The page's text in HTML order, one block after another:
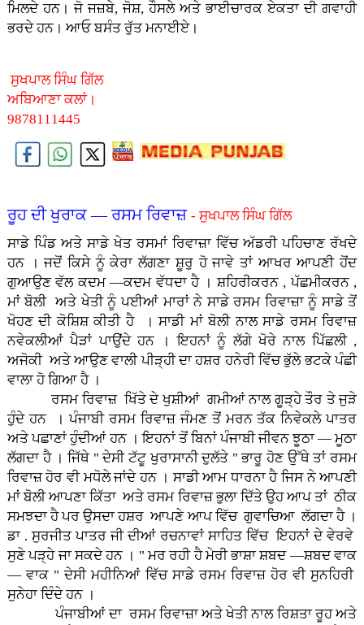
ਮਿਲਦੇ ਹਨ। ਜੋ ਜਜ਼ਬੇ, ਜੋਸ਼, ਹੌਸਲੇ ਅਤੇ ਭਾਈਚਾਰਕ ਏਕਤਾ ਦੀ ਗਵਾਹੀ
ਭਰਦੇ ਹਨ। ਆਓ ਬਸੰਤ ਰੁੱਤ ਮਨਾਈਏ।
ਸੁਖਪਾਲ ਸਿੰਘ ਗਿੱਲ
ਅਬਿਆਣਾ ਕਲਾਂ।
9878111445
ਰੂਹ ਦੀ ਖੁਰਾਕ — ਰਸਮ ਰਿਵਾਜ਼ - ਸੁਖਪਾਲ ਸਿੰਘ ਗਿੱਲ
ਸਾਡੇ ਪਿੰਡ ਅਤੇ ਸਾਡੇ ਖੇਤ ਰਸਮਾਂ ਰਿਵਾਜ਼ਾ ਵਿੱਚ ਅੱਡਰੀ ਪਹਿਚਾਣ ਰੱਖਦੇ
ਹਨ । ਜਦੋਂ ਕਿਸੇ ਨੂੰ ਕੇਰਾ ਲੱਗਣਾ ਸ਼ੂਰੁ ਹੋ ਜਾਵੇ ਤਾਂ ਆਖਰ ਆਪਣੀ ਹੋਂਦ
ਗੁਆਉਣ ਵੱਲ ਕਦਮ —ਕਦਮ ਵੱਧਦਾ ਹੈ । ਸ਼ਹਿਰੀਕਰਨ , ਪੱਛਮੀਕਰਨ ,
ਮਾਂ ਬੋਲੀ ਅਤੇ ਖੇਤੀ ਨੂੰ ਪਈਆਂ ਮਾਰਾਂ ਨੇ ਸਾਡੇ ਰਸਮ ਰਿਵਾਜ਼ਾ ਨੂੰ ਸਾਡੇ ਤੋਂ
ਖੋਹਣ ਦੀ ਕੋਸ਼ਿਸ਼ ਕੀਤੀ ਹੈ । ਸਾਡੀ ਮਾਂ ਬੋਲੀ ਨਾਲ ਸਾਡੇ ਰਸਮ ਰਿਵਾਜ਼
ਨਵੇਕਲੀਆਂ ਪੈੜਾਂ ਪਾਉਂਦੇ ਹਨ । ਇਹਨਾਂ ਨੂੰ ਲੱਗੇ ਖੋਰੇ ਨਾਲ ਪਿੱਛਲੀ ,
ਅਜੋਕੀ ਅਤੇ ਆਉਣ ਵਾਲੀ ਪੀੜ੍ਹੀ ਦਾ ਹਸ਼ਰ ਹਨੇਰੀ ਵਿੱਚ ਭੁੱਲੇ ਭਟਕੇ ਪੰਛੀ
ਵਾਲਾ ਹੋ ਗਿਆ ਹੈ ।
ਰਸਮ ਰਿਵਾਜ਼ ਖਿੱਤੇ ਦੇ ਖੁਸ਼ੀਆਂ ਗਮੀਆਂ ਨਾਲ ਗੂੜ੍ਹੇ ਤੌਰ ਤੇ ਜੁੜੇ
ਹੁੰਦੇ ਹਨ । ਪੰਜਾਬੀ ਰਸਮ ਰਿਵਾਜ਼ ਜੰਮਣ ਤੋਂ ਮਰਨ ਤੱਕ ਨਿਵੇਕਲੇ ਪਾਤਰ
ਅਤੇ ਪਛਾਣਾਂ ਹੁੰਦੀਆਂ ਹਨ । ਇਹਨਾਂ ਤੋਂ ਬਿਨਾਂ ਪੰਜਾਬੀ ਜੀਵਨ ਝੂਠਾ — ਮੂਠਾ
ਲੱਗਦਾ ਹੈ । ਜਿੱਥੇ " ਦੇਸੀ ਟੱਟੂ ਖੁਰਾਸਾਨੀ ਦੁਲੱਤੇ " ਭਾਰੂ ਹੋਣ ਉੱਥੇ ਤਾਂ ਰਸਮ
ਰਿਵਾਜ਼ ਹੋਰ ਵੀ ਮਧੋਲੇ ਜਾਂਦੇ ਹਨ । ਸਾਡੀ ਆਮ ਧਾਰਨਾ ਹੈ ਜਿਸ ਨੇ ਆਪਣੀ
ਮਾਂ ਬੋਲੀ ਆਪਣਾ ਕਿੱਤਾ ਅਤੇ ਰਸਮ ਰਿਵਾਜ਼ ਭੁਲਾ ਦਿੱਤੇ ਉਹ ਆਪ ਤਾਂ ਠੀਕ
ਸਮਝਦਾ ਹੈ ਪਰ ਉਸਦਾ ਹਸ਼ਰ ਆਪਣੇ ਆਪ ਵਿੱਚ ਗੁਵਾਚਿਆ ਲੱਗਦਾ ਹੈ ।
ਡਾ . ਸੁਰਜੀਤ ਪਾਤਰ ਜੀ ਦੀਆਂ ਰਚਨਾਵਾਂ ਸਾਹਿਤ ਵਿੱਚ ਇਹਨਾਂ ਦੇ ਵੇਰਵੇ
ਸੁਣੇ ਪੜ੍ਹੇ ਜਾ ਸਕਦੇ ਹਨ । " ਮਰ ਰਹੀ ਹੈ ਮੇਰੀ ਭਾਸ਼ਾ ਸ਼ਬਦ —ਸ਼ਬਦ ਵਾਕ
— ਵਾਕ " ਦੇਸੀ ਮਹੀਨਿਆਂ ਵਿੱਚ ਸਾਡੇ ਰਸਮ ਰਿਵਾਜ਼ ਹੋਰ ਵੀ ਸੁਨਹਿਰੀ
ਸੁਨੇਹਾ ਦਿੰਦੇ ਹਨ ।
ਪੰਜਾਬੀਆਂ ਦਾ ਰਸਮ ਰਿਵਾਜ਼ਾ ਅਤੇ ਖੇਤੀ ਨਾਲ ਰਿਸ਼ਤਾ ਰੂਹ ਅਤੇ